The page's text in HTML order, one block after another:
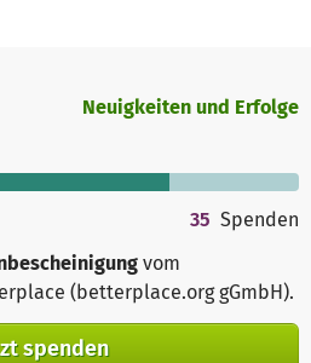
Neuigkeiten und Erfolge
35 Spenden
vom
(betterplace.org gGmbH).
spenden